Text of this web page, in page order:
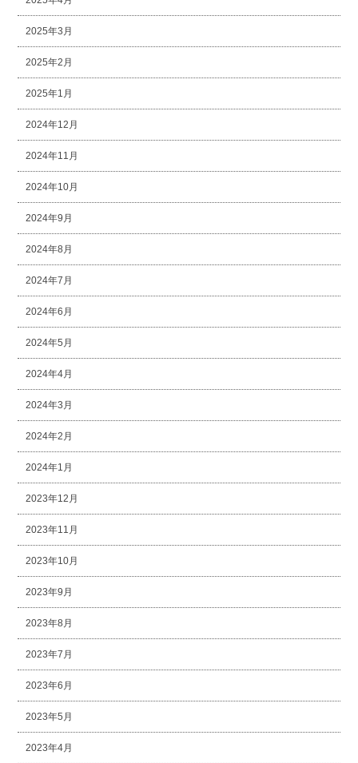
2025年3月
2025年2月
2025年1月
2024年12月
2024年11月
2024年10月
2024年9月
2024年8月
2024年7月
2024年6月
2024年5月
2024年4月
2024年3月
2024年2月
2024年1月
2023年12月
2023年11月
2023年10月
2023年9月
2023年8月
2023年7月
2023年6月
2023年5月
2023年4月